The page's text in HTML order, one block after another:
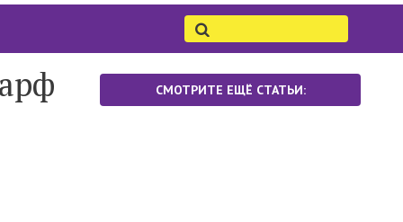
СМОТРИТЕ ЕЩЁ СТАТЬИ: